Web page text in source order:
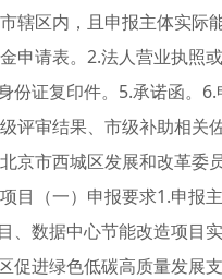
辖区内，且申报主体实
申请表。2.法人营业执照
份证复印件。5.承诺函。
评审结果、市级补助相
京市西城区发展和改革
目（一）申报要求1.申报
、数据中心节能改造项目
促进绿色低碳高质量发